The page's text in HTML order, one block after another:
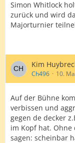
Simon Whitlock
zurück und wird
Majorturnier
Kim
Ch496 10.
Auf der Bühne
verbissen und
gegen de decker
im Kopf hat.
sagen: scheinbar